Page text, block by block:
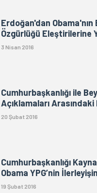
Erdoğan'dan Obama'nın
Özgürlüğü Eleştirilerine
3 Nisan 2016
Cumhurbaşkanlığı ile
Açıklamaları
20 Şubat 2016
Cumhurbaşkanlığı
Obama YPG’nin
19 Şubat 2016